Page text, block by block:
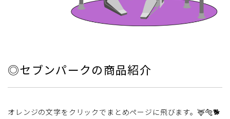
◎セブンパークの商品紹介
オレンジの文字をクリックでまとめページに飛びます。🦌🐅🐕